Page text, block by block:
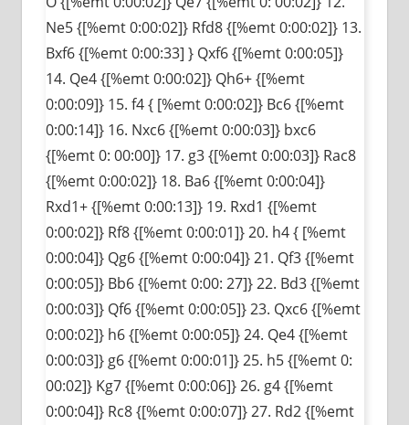
Ne5 {[%emt 0:00:02]} Rfd8 {[%emt 0:00:02]} 13.
Bxf6 {[%emt 0:00:33] } Qxf6 {[%emt 0:00:05]}
14. Qe4 {[%emt 0:00:02]} Qh6+ {[%emt
0:00:09]} 15. f4 { [%emt 0:00:02]} Bc6 {[%emt
0:00:14]} 16. Nxc6 {[%emt 0:00:03]} bxc6
{[%emt 0: 00:00]} 17. g3 {[%emt 0:00:03]} Rac8
{[%emt 0:00:02]} 18. Ba6 {[%emt 0:00:04]}
Rxd1+ {[%emt 0:00:13]} 19. Rxd1 {[%emt
0:00:02]} Rf8 {[%emt 0:00:01]} 20. h4 { [%emt
0:00:04]} Qg6 {[%emt 0:00:04]} 21. Qf3 {[%emt
0:00:05]} Bb6 {[%emt 0:00: 27]} 22. Bd3 {[%emt
0:00:03]} Qf6 {[%emt 0:00:05]} 23. Qxc6 {[%emt
0:00:02]} h6 {[%emt 0:00:05]} 24. Qe4 {[%emt
0:00:03]} g6 {[%emt 0:00:01]} 25. h5 {[%emt 0:
00:02]} Kg7 {[%emt 0:00:06]} 26. g4 {[%emt
0:00:04]} Rc8 {[%emt 0:00:07]} 27. Rd2 {[%emt